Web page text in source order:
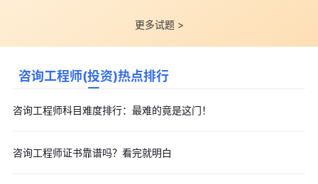
更多试题 >
咨询工程师(投资)热点排行
咨询工程师科目难度排行：最难的竟是这门！
咨询工程师证书靠谱吗？看完就明白